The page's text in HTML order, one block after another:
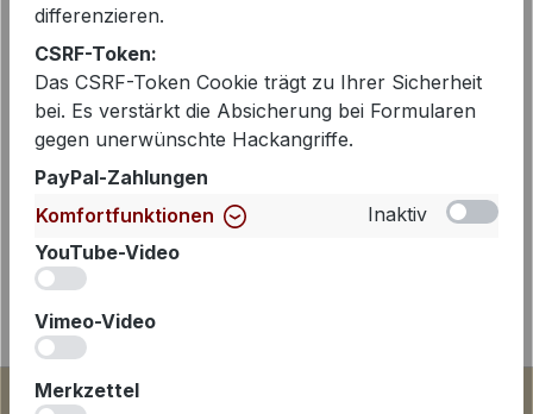
Beschreibung
Megacoole Shorts von Penn & Ink aus
der bekannten Reisequalität. Die
Shorts ist lässig geschnitten und hat
differenzieren.
CSRF-Token:
Das CSRF-Token Cookie trägt zu Ihrer Sicherheit
bei. Es verstärkt die Absicherung bei Formularen
gegen unerwünschte Hackangriffe.
PayPal-Zahlungen
Komfortfunktionen
Inaktiv
YouTube-Video
Vimeo-Video
Merkzettel